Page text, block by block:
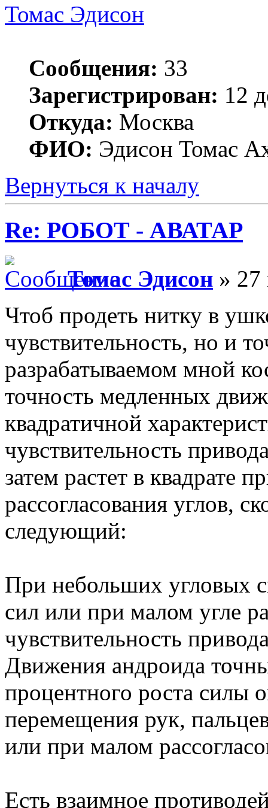
Томас Эдисон
Сообщения: 33
Зарегистрирован: 12
Откуда: Москва
ФИО: Эдисон Томас
Вернуться к началу
Re: РОБОТ - АВАТАР
Томас Эдисон » 27
Чтоб продеть нитку в
чувствительность, но и
разрабатываемом мной
точность медленных
квадратичной
чувствительность
затем растет в квадрате
рассогласования углов,
следующий:
При небольших угловых
сил или при малом угле
чувствительность
Движения андроида
процентного роста силы
перемещения рук,
или при малом
Есть взаимное